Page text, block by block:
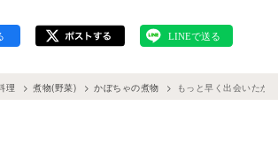
理 煮物(野菜) かぼちゃの煮物 もっと早く出会いたか